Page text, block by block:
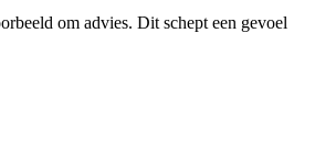
om advies. Dit schept een gevoel